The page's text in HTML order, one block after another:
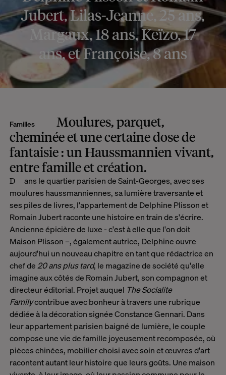
Familles
Moulures, parquet,
cheminée et une certaine dose de
fantaisie : un Haussmannien vivant,
entre famille et création.
Jubert, Lilas-Jeanne, 25 ans,
Margaux, 18 ans, Keïzo, 17
ans, et Françoise, 8 ans
Dans le quartier parisien de Saint-Georges, avec ses
moulures haussmanniennes, sa lumière traversante et
ses piles de livres, l'appartement de Delphine Plisson et
Romain Jubert raconte une histoire en train de s'écrire.
Ancienne épicière de luxe - c'est à elle que l'on doit
Maison Plisson –, également autrice, Delphine ouvre
aujourd'hui un nouveau chapitre en tant que rédactrice en
chef de20 ans plus tard, le magazine de société qu'elle
imagine aux côtés de Romain Jubert, son compagnon et
directeur éditorial. Projet auquel The Socialite
Familycontribue avec bonheur à travers une rubrique
dédiée à la décoration signée Constance Gennari. Dans
leur appartement parisien baigné de lumière, le couple
compose une vie de famille joyeusement recomposée, où
pièces chinées, mobilier choisi avec soin et œuvres d'art
racontent autant leur histoire que leurs goûts. Une maison